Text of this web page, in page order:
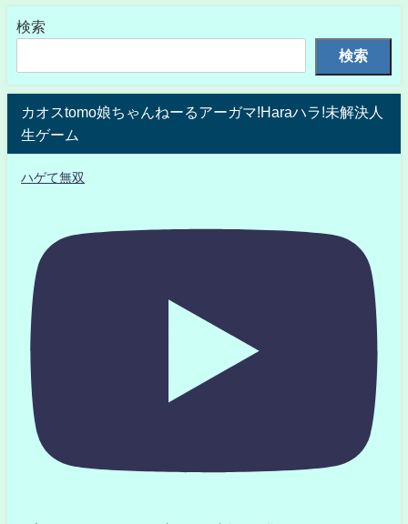
検索
検索
カオスtomo娘ちゃんねーるアーガマ!Haraハラ!未解決人
生ゲーム
ハゲて無双